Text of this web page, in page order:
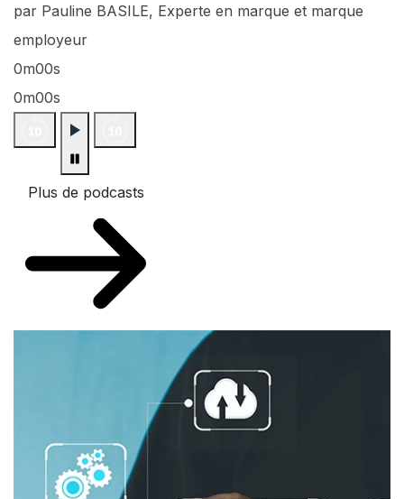
par Pauline BASILE, Experte en marque et marque
employeur
0m00s
0m00s
Plus de podcasts